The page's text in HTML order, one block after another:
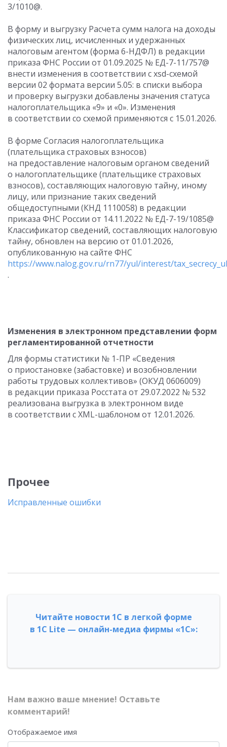
3/1010@.
В форму и выгрузку Расчета сумм налога на доходы
физических лиц, исчисленных и удержанных
налоговым агентом (форма 6-НДФЛ) в редакции
приказа ФНС России от 01.09.2025 № ЕД-7-11/757@
внести изменения в соответствии с xsd-схемой
версии 02 формата версии 5.05: в списки выбора
и проверку выгрузки добавлены значения статуса
налогоплательщика «9» и «0». Изменения
в соответствии со схемой применяются с 15.01.2026.
В форме Согласия налогоплательщика
(плательщика страховых взносов)
на предоставление налоговым органом сведений
о налогоплательщике (плательщике страховых
взносов), составляющих налоговую тайну, иному
лицу, или признание таких сведений
общедоступными (КНД 1110058) в редакции
приказа ФНС России от 14.11.2022 № ЕД-7-19/1085@
Классификатор сведений, составляющих налоговую
тайну, обновлен на версию от 01.01.2026,
опубликованную на сайте ФНС
https://www.nalog.gov.ru/rn77/yul/interest/
.
Изменения в электронном представлении форм
регламентированной отчетности
Для формы статистики № 1-ПР «Сведения
о приостановке (забастовке) и возобновлении
работы трудовых коллективов» (ОКУД 0606009)
в редакции приказа Росстата от 29.07.2022 № 532
реализована выгрузка в электронном виде
в соответствии с XML-шаблоном от 12.01.2026.
Прочее
Исправленные ошибки
Читайте новости 1С в легкой форме
в 1С Lite — онлайн-медиа фирмы «1С»:
Нам важно ваше мнение! Оставьте
комментарий!
Отображаемое имя